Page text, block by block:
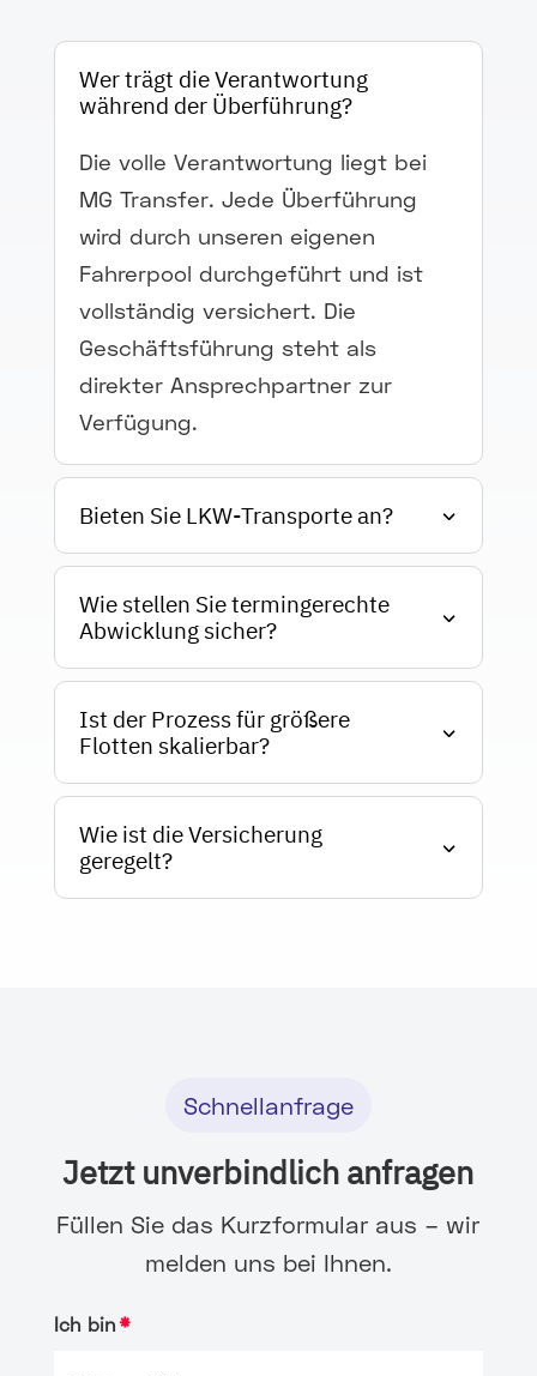
Wer trägt die Verantwortung
während der Überführung?
Die volle Verantwortung liegt bei
MG Transfer. Jede Überführung
wird durch unseren eigenen
Fahrerpool durchgeführt und ist
vollständig versichert. Die
Geschäftsführung steht als
direkter Ansprechpartner zur
Verfügung.
Bieten Sie LKW-Transporte an?
Wie stellen Sie termingerechte
Abwicklung sicher?
Ist der Prozess für größere
Flotten skalierbar?
Wie ist die Versicherung
geregelt?
Schnellanfrage
Jetzt unverbindlich anfragen
Füllen Sie das Kurzformular aus – wir
melden uns bei Ihnen.
Ich bin